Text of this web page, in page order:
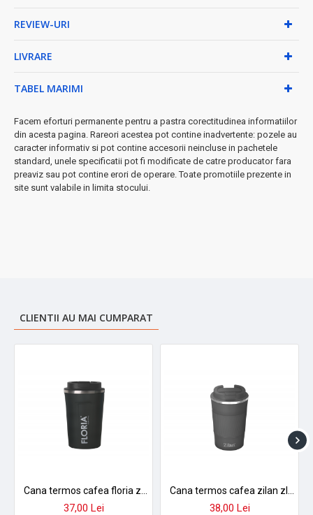
•Băuturi reci:
•Întreținere ușoară:
Perfect pentru:
sală de fitness, birou, călătorii, camping, școală
➤Investiție inteligentă în hidratarea ta zilnică cu stil și
funcționalitate!
REVIEW-URI
LIVRARE
TABEL MARIMI
Facem eforturi permanente pentru a pastra corectitudinea informatiilor
din acesta pagina. Rareori acestea pot contine inadvertente: pozele au
caracter informativ si pot contine accesorii neincluse in pachetele
standard, unele specificatii pot fi modificate de catre producator fara
preaviz sau pot contine erori de operare. Toate promotiile prezente in
site sunt valabile in limita stocului.
CLIENTII AU MAI CUMPARAT
37,00 Lei 38,00 Lei